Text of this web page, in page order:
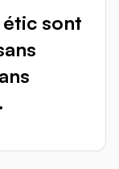
sont